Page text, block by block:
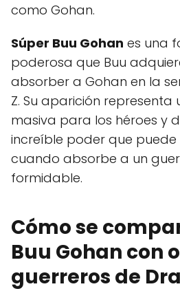
como Gohan.
Súper Buu Gohan es una
poderosa que Buu
absorber a Gohan en la
Z. Su aparición representa
masiva para los héroes y
increíble poder que
cuando absorbe a un
formidable.
Cómo se
Buu Gohan con
guerreros de